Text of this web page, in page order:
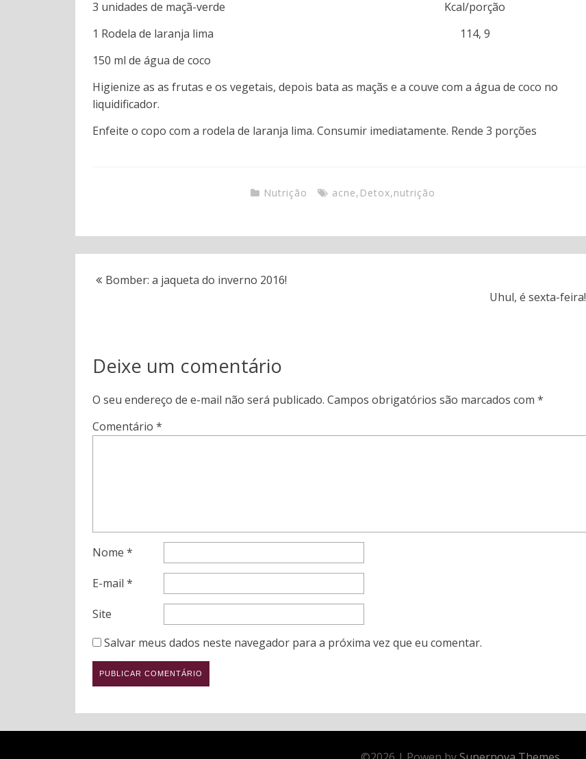
3 unidades de maçã-verde Kcal/porção
1 Rodela de laranja lima 114, 9
150 ml de água de coco
Higienize as as frutas e os vegetais, depois bata as maçãs e a couve com a água de coco no
liquidificador.
Enfeite o copo com a rodela de laranja lima. Consumir imediatamente. Rende 3 porções
Nutrição acne, Detox,nutrição
Bomber: a jaqueta do inverno 2016!
Uhul, é sexta-feira!
Deixe um comentário
O seu endereço de e-mail não será publicado. Campos obrigatórios são marcados com*
Comentário*
Nome*
E-mail*
Site
Salvar meus dados neste navegador para a próxima vez que eu comentar.